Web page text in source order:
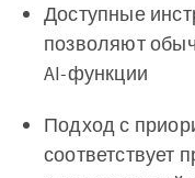
Доступные
позволяют
AI-функции
Подход с
соответствует